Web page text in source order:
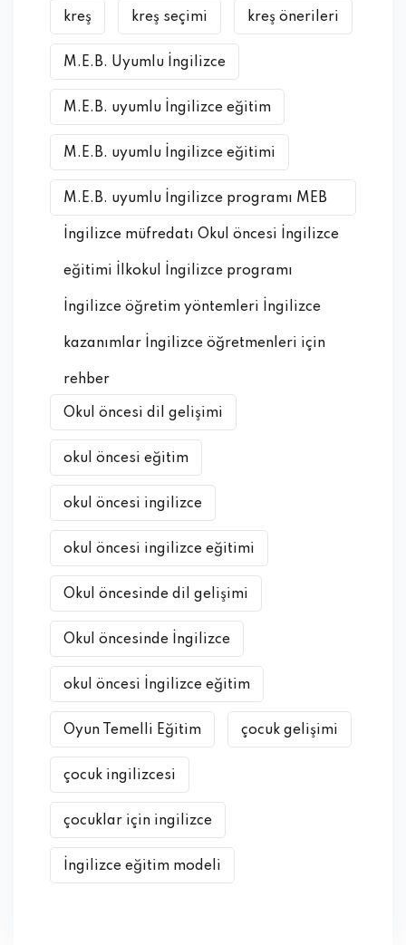
kreş kreş seçimi kreş önerileri
M.E.B. Uyumlu İngilizce
M.E.B. uyumlu İngilizce eğitim
M.E.B. uyumlu İngilizce eğitimi
M.E.B. uyumlu İngilizce programı MEB
İngilizce müfredatı Okul öncesi İngilizce
eğitimi İlkokul İngilizce programı
İngilizce öğretim yöntemleri İngilizce
kazanımlar İngilizce öğretmenleri için
rehber
Okul öncesi dil gelişimi
okul öncesi eğitim
okul öncesi ingilizce
okul öncesi ingilizce eğitimi
Okul öncesinde dil gelişimi
Okul öncesinde İngilizce
okul öncesi İngilizce eğitim
Oyun Temelli Eğitim çocuk gelişimi
çocuk ingilizcesi
çocuklar için ingilizce
İngilizce eğitim modeli